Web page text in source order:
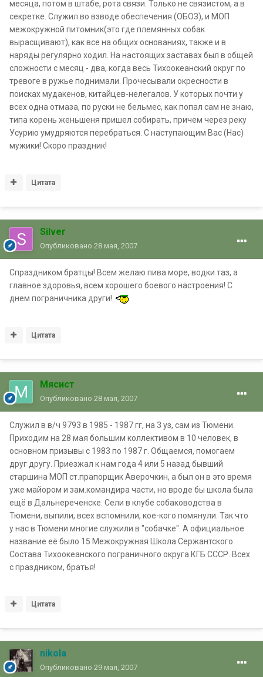
месяца, потом в штабе, рота связи. Только не связистом, а в
секретке. Служил во взводе обеспечения (ОБОЗ), и МОП
межокружной питомник(это где племянных собак
вырасщивают), как все на общих основаниях, также и в
наряды регулярно ходил. На настоящих заставах был в общей
сложности с месяц - два, когда весь Тихоокеанский округ по
тревоге в ружье поднимали. Прочесывали окресности в
поисках мудакенов, китайцев-нелегалов. У которых почти у
всех одна отмаза, по руски не бельмес, как попал сам не знаю,
типа корень женьшеня пришел собирать, причем через реку
Усурию умудряются перебраться. С наступающим Вас (Нас)
мужики! Скоро праздник!
Цитата
Silver
Опубликовано 28 мая, 2007
Спраздником братцы! Всем желаю пива море, водки таз, а
главное здоровья, всем хорошего боевого настроения! С
днем пограничника други!
Цитата
Мясист
Опубликовано 28 мая, 2007
Служил в в/ч 9793 в 1985 - 1987 гг, на 3 уз, сам из Тюмени.
Приходим на 28 мая большим коллективом в 10 человек, в
основном призывы с 1983 по 1987 г. Общаемся, помогаем
друг другу. Приезжал к нам года 4 или 5 назад бывший
старшина МОП ст.прапорщик Аверочкин, а был он в это время
уже майором и зам.командира части, но вроде бы школа была
ещё в Дальнереченске. Сели в клубе собаководства в
Тюмени, выпили, всех вспомнили, кое-кого помянули. Так что
у нас в Тюмени многие служили в "собачке". А официальное
название её было 15 Межокружная Школа Сержантского
Состава Тихоокеанского пограничного округа КГБ СССР. Всех
с праздником, братья!
Цитата
nikola
Опубликовано 29 мая, 2007